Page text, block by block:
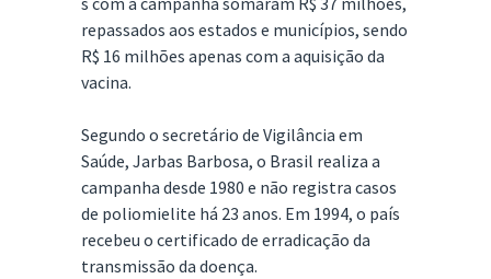
repassados aos estados e municípios, sendo
R$ 16 milhões apenas com a aquisição da
vacina.
Segundo o secretário de Vigilância em
Saúde, Jarbas Barbosa, o Brasil realiza a
campanha desde 1980 e não registra casos
de poliomielite há 23 anos. Em 1994, o país
recebeu o certificado de erradicação da
transmissão da doença.